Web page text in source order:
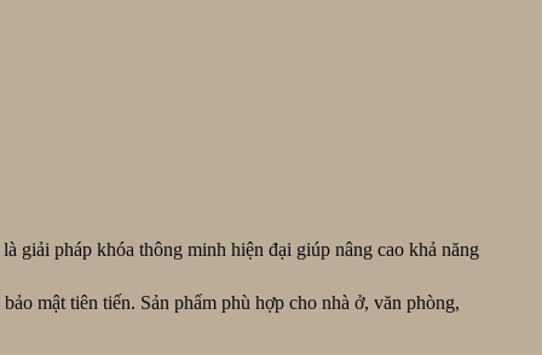
pháp khóa thông minh hiện đại giúp nâng cao khả năng
mật tiên tiến. Sản phẩm phù hợp cho nhà ở, văn phòng,